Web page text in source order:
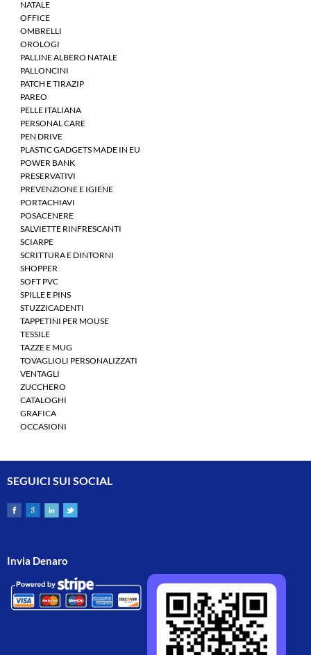
NATALE
OFFICE
OMBRELLI
OROLOGI
PALLINE ALBERO NATALE
PALLONCINI
PATCH E TIRAZIP
PAREO
PELLE ITALIANA
PERSONAL CARE
PEN DRIVE
PLASTIC GADGETS MADE IN EU
POWER BANK
PRESERVATIVI
PREVENZIONE E IGIENE
PORTACHIAVI
POSACENERE
SALVIETTE RINFRESCANTI
SCIARPE
SCRITTURA E DINTORNI
SHOPPER
SOFT PVC
SPILLE E PINS
STUZZICADENTI
TAPPETINI PER MOUSE
TESSILE
TAZZE E MUG
TOVAGLIOLI PERSONALIZZATI
VENTAGLI
ZUCCHERO
CATALOGHI
GRAFICA
OCCASIONI
SEGUICI SUI SOCIAL
Invia Denaro